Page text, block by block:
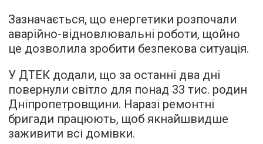
Зазначається, що енергетики розпочали
аварійно-відновлювальні роботи, щойно
це дозволила зробити безпекова ситуація.
У ДТЕК додали, що за останні два дні
повернули світло для понад 33 тис. родин
Дніпропетровщини. Наразі ремонтні
бригади працюють, щоб якнайшвидше
заживити всі домівки.